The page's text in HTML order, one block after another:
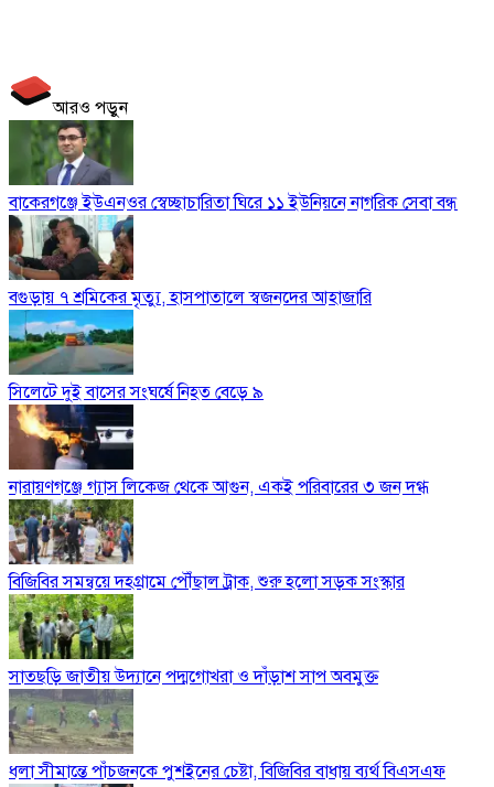
আরও পড়ুন
বাকেরগঞ্জে ইউএনওর স্বেচ্ছাচারিতা ঘিরে ১১ ইউনিয়নে নাগরিক সেবা বন্ধ
বগুড়ায় ৭ শ্রমিকের মৃত্যু, হাসপাতালে স্বজনদের আহাজারি
সিলেটে দুই বাসের সংঘর্ষে নিহত বেড়ে ৯
নারায়ণগঞ্জে গ্যাস লিকেজ থেকে আগুন, একই পরিবারের ৩ জন দগ্ধ
বিজিবির সমন্বয়ে দহগ্রামে পৌঁছাল ট্রাক, শুরু হলো সড়ক সংস্কার
সাতছড়ি জাতীয় উদ্যানে পদ্মগোখরা ও দাঁড়াশ সাপ অবমুক্ত
ধলা সীমান্তে পাঁচজনকে পুশইনের চেষ্টা, বিজিবির বাধায় ব্যর্থ বিএসএফ